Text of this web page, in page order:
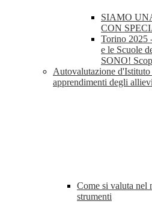
SIAMO
CON
Torino 2025
e le Scuole
SONO!
Autovalutazione
apprendimenti degli allievi
Come si valuta nel
strumenti